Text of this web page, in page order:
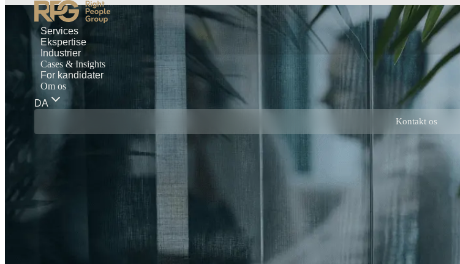
Services
Ekspertise
Industrier
Cases & Insights
For kandidater
Om os
DA
Kontakt os